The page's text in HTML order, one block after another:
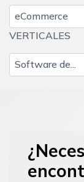
eCommerce
VERTICALES
Software de...